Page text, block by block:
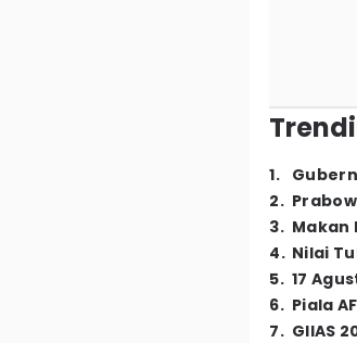
1.
2.
3. Makan
4. Nilai
5. 17
6. Piala
7. GIIAS